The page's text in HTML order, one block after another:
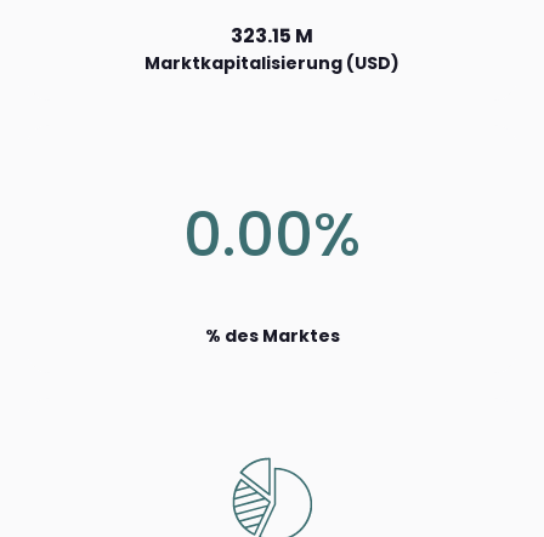
323.15 M
Marktkapitalisierung (USD)
0.00%
% des Marktes